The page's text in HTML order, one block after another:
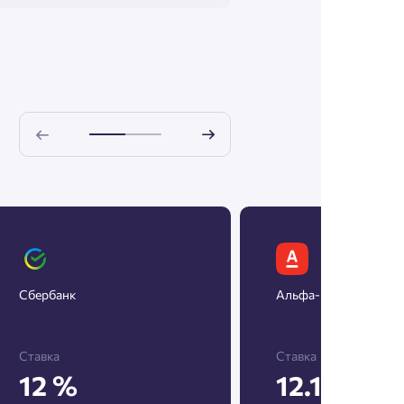
Сбербанк
Ставка
12 %
Альфа-Банк
Ставка
12.1 %